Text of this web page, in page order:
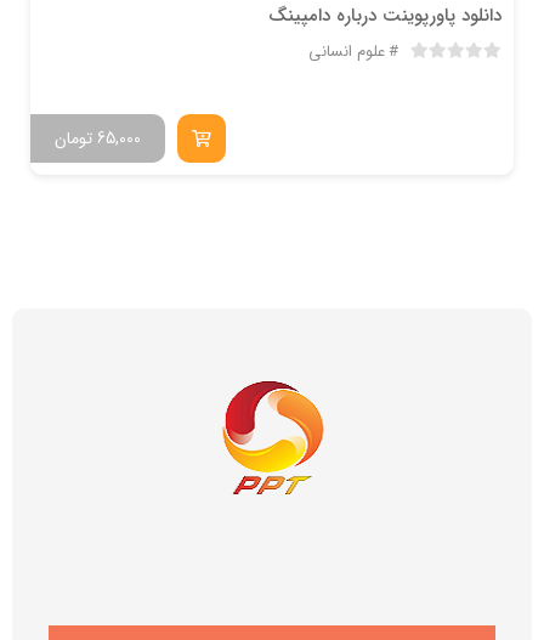
دانلود پاورپوینت درباره دامپينگ
علوم انسانی
تومان 65,000